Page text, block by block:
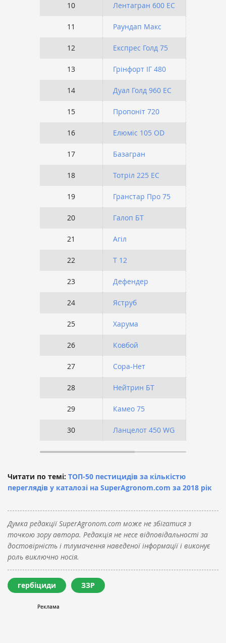
10 Лентагран 600 ЕС
11 Раундап Макс
12 Експрес Голд 75
13 Грінфорт ІГ 480
14 Дуал Голд 960 ЕС
15 Пропоніт 720
16 Елюміс 105 OD
17 Базагран
18 Тотріл 225 ЕС
19 Гранстар Про 75
20 Галоп БТ
21 Агіл
22 Т 12
23 Дефендер
24 Яструб
25 Харума
26 Ковбой
27 Сора-Нет
28 Нейтрин БТ
29 Камео 75
30 Ланцелот 450 WG
Читати по темі: ТОП-50 пестицидів за кількістю
переглядів у каталозі на SuperAgronom.com за 2018 рік
Думка редакції SuperAgronom.com може не збігатися з
точкою зору автора. Редакція не несе відповідальності за
достовірність і тлумачення наведеної інформації і виконує
роль виключно носія.
гербіциди ЗЗР